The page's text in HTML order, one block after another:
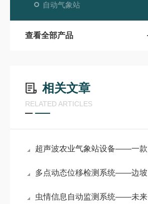
自动气象站
查看全部产品
相关文章
RELATED ARTICLES
超声波农业气象站设备——一款实力杠杠滴超声波气象站自动设备2024已更新
多点动态位移检测系统——边坡安全守护者：GNSS 位移监测系统全解析
虫情信息自动监测系统——未来农业守护者：新颖科研款虫情测报仪来袭